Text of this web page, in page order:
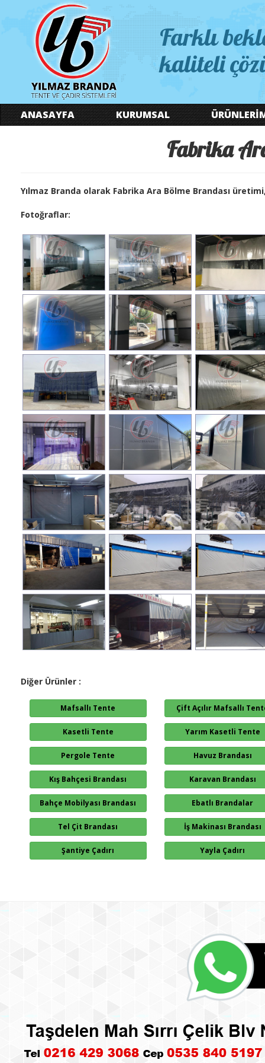
Farklı
kaliteli
ANASAYFA KURUMSAL
Fabrika
Yılmaz Branda olarak Fabrika Ara Bölme Brandası
Fotoğraflar:
Diğer Ürünler :
Mafsallı Tente Çift Açılır Mafsallı
Kasetli Tente Yarım Kasetli Tente
Pergole Tente Havuz Brandası
Kış Bahçesi Brandası Karavan Brandası
Bahçe Mobilyası Brandası Ebatlı Brandalar
Tel Çit Brandası İş Makinası Brandası
Şantiye Çadırı Yayla Çadırı